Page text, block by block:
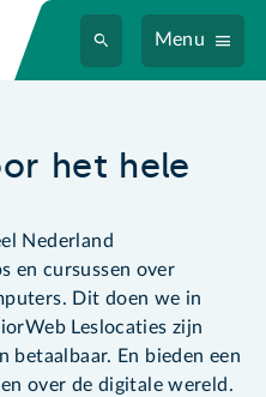
Menu
het hele
Nederland
en cursussen over
Dit doen we in
Leslocaties zijn
betaalbaar. En bieden een
over de digitale wereld.